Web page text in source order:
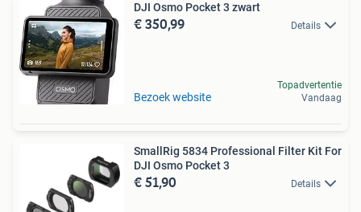
DJI Osmo Pocket 3 zwart
€ 350,99 Details
Bezoek website
Topadvertentie
Vandaag
SmallRig 5834 Professional Filter Kit For
DJI Osmo Pocket 3
€ 51,90 Details